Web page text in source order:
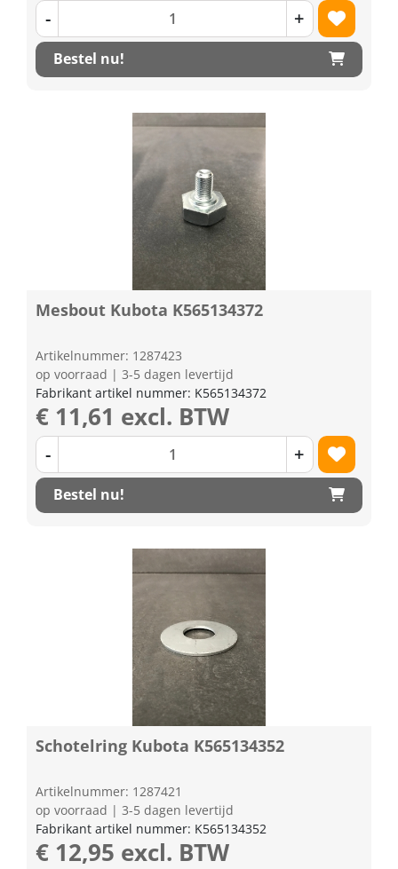
- +
Bestel nu!
Mesbout Kubota K565134372
Artikelnummer: 1287423
op voorraad | 3-5 dagen levertijd
Fabrikant artikel nummer: K565134372
€ 11,61 excl. BTW
- +
Bestel nu!
Schotelring Kubota K565134352
Artikelnummer: 1287421
op voorraad | 3-5 dagen levertijd
Fabrikant artikel nummer: K565134352
€ 12,95 excl. BTW